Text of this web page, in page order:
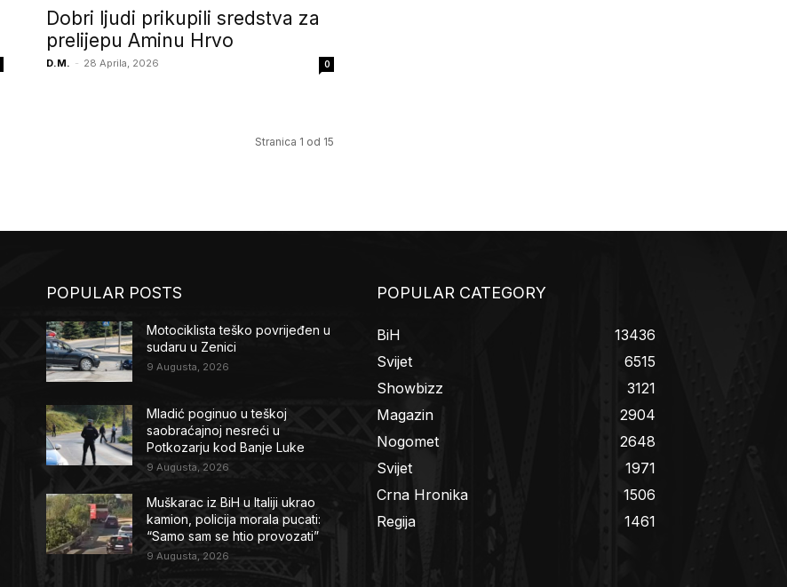
Dobri ljudi prikupili sredstva za
prelijepu Aminu Hrvo
D.M. - 28 Aprila, 2026 0
Stranica 1 od 15
POPULAR POSTS
Motociklista teško povrijeđen u
sudaru u Zenici
9 Augusta, 2026
Mladić poginuo u teškoj
saobraćajnoj nesreći u
Potkozarju kod Banje Luke
9 Augusta, 2026
Muškarac iz BiH u Italiji ukrao
kamion, policija morala pucati:
“Samo sam se htio provozati”
9 Augusta, 2026
POPULAR CATEGORY
BiH
13436
Svijet
6515
Showbizz
3121
Magazin
2904
Nogomet
2648
Svijet
1971
Crna Hronika
1506
Regija
1461